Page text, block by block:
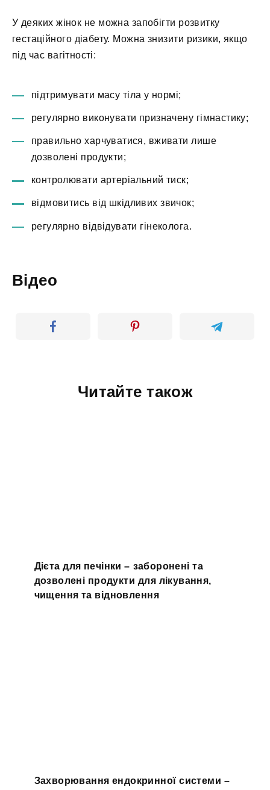
У деяких жінок не можна запобігти розвитку
гестаційного діабету. Можна знизити ризики, якщо
під час вагітності:
підтримувати масу тіла у нормі;
регулярно виконувати призначену гімнастику;
правильно харчуватися, вживати лише
дозволені продукти;
контролювати артеріальний тиск;
відмовитись від шкідливих звичок;
регулярно відвідувати гінеколога.
Відео
Читайте також
Дієта для печінки – заборонені та
дозволені продукти для лікування,
чищення та відновлення
Захворювання ендокринної системи –